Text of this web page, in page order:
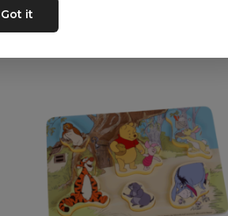
Got it